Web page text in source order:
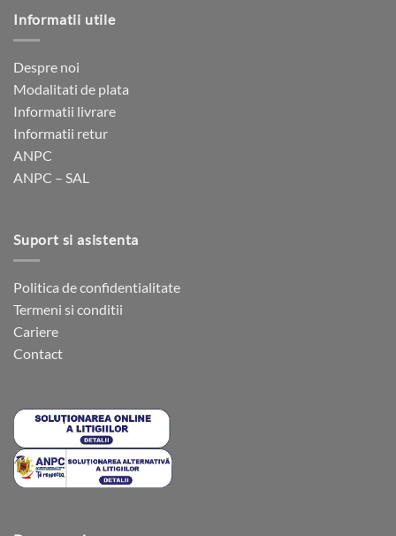
Informatii utile
Despre noi
Modalitati de plata
Informatii livrare
Informatii retur
ANPC
ANPC – SAL
Suport si asistenta
Politica de confidentialitate
Termeni si conditii
Cariere
Contact